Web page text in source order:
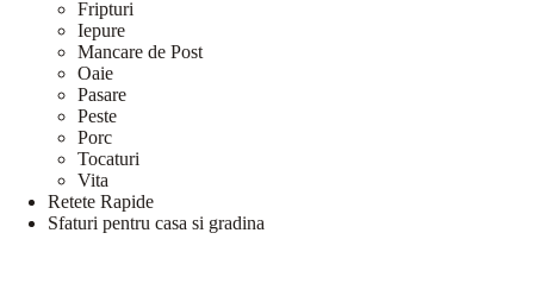
Fripturi
Iepure
Mancare de Post
Oaie
Pasare
Peste
Porc
Tocaturi
Vita
Retete Rapide
Sfaturi pentru casa si gradina